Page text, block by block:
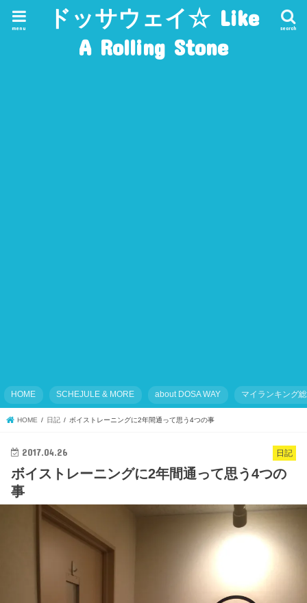
ドッサウェイ☆ Like
A Rolling Stone
search
menu
HOME SCHEJULE & MORE about DOSA WAY マイランキング
HOME 日記 ボイストレーニングに2年間通って思う4つの事
日記
2017.04.26
ボイストレーニングに2年間通って思う4つの
事